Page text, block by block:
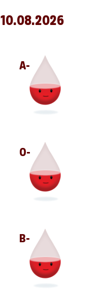
10.08.2026
A-
O-
B-